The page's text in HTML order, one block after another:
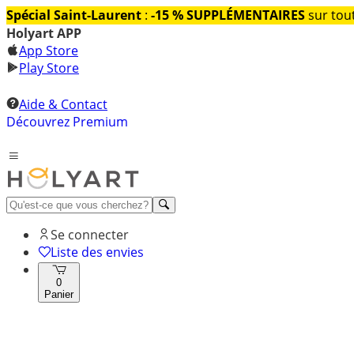
Spécial Saint-Laurent : -15 % SUPPLÉMENTAIRESsur
Holyart APP
App Store
Play Store
Aide & Contact
Découvrez Premium
Se connecter
Liste des envies
0
Panier